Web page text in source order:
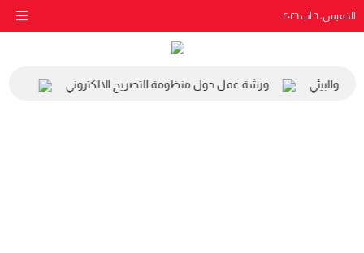
الخميس، ٦ آب ٢٠٢٦
والبيئي ورشة عمل حول منظومة التصريح الالكتروني